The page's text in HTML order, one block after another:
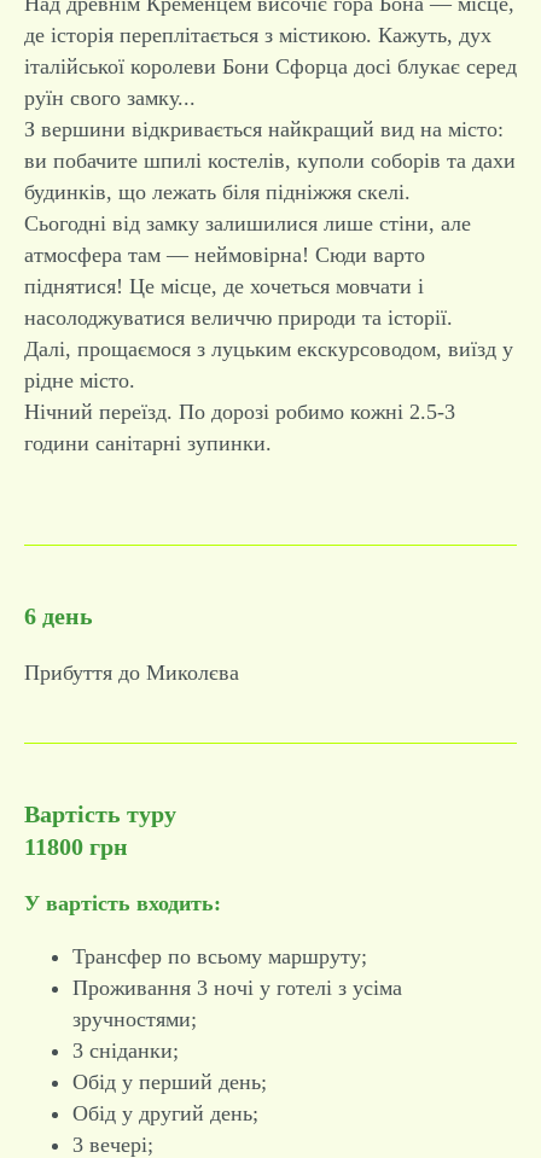
де історія переплітається з містикою. Кажуть, дух
італійської королеви Бони Сфорца досі блукає серед
руїн свого замку...
З вершини відкривається найкращий вид на місто:
ви побачите шпилі костелів, куполи соборів та дахи
будинків, що лежать біля підніжжя скелі.
Сьогодні від замку залишилися лише стіни, але
атмосфера там — неймовірна! Сюди варто
піднятися! Це місце, де хочеться мовчати і
насолоджуватися величчю природи та історії.
Далі, прощаємося з луцьким екскурсоводом, виїзд у
рідне місто.
Нічний переїзд. По дорозі робимо кожні 2.5-3
години санітарні зупинки.
6 день
Прибуття до Миколєва
Вартість туру
11800 грн
У вартість входить:
Трансфер по всьому маршруту;
Проживання 3 ночі у готелі з усіма
зручностями;
3 сніданки;
Обід у перший день;
Обід у другий день;
3 вечері;